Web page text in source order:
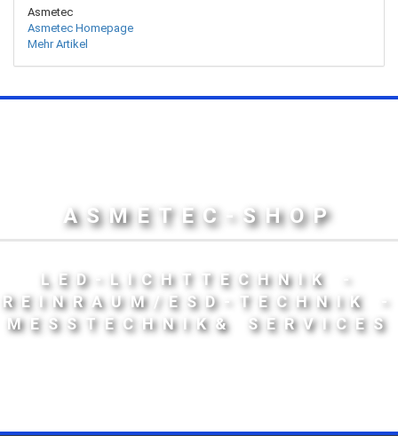
Asmetec
Asmetec Homepage
Mehr Artikel
ASMETEC-SHOP
LED-LICHTTECHNIK -
REINRAUM/ESD-TECHNIK -
MESSTECHNIK& SERVICES